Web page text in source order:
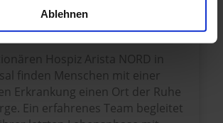
Ablehnen
Am Standort Bruchsal
Hospiz Arista NORD in
finden Menschen mit einer
Erkrankung einen Ort der Ruhe
Ein erfahrenes Team begleitet